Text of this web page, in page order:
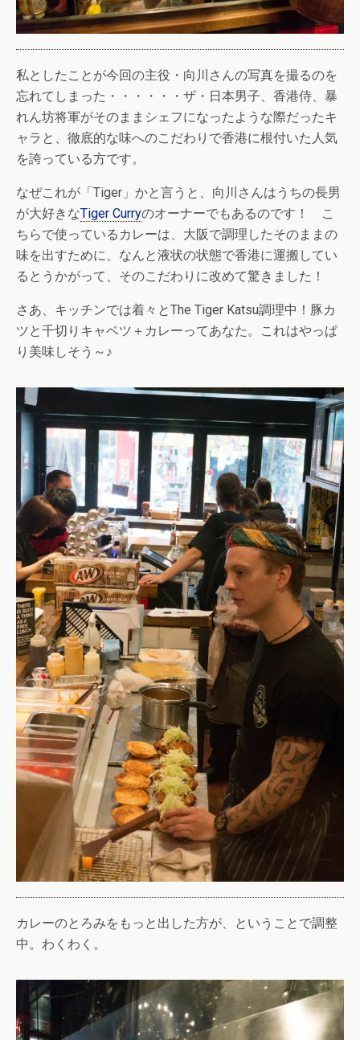
私としたことが今回の主役・向川さんの写真を撮るのを
忘れてしまった・・・・・・ザ・日本男子、香港侍、暴
れん坊将軍がそのままシェフになったような際だったキ
ャラと、徹底的な味へのこだわりで香港に根付いた人気
を誇っている方です。
なぜこれが「Tiger」かと言うと、向川さんはうちの長男
が大好きなTiger Curryのオーナーでもあるのです！ こ
ちらで使っているカレーは、大阪で調理したそのままの
味を出すために、なんと液状の状態で香港に運搬してい
るとうかがって、そのこだわりに改めて驚きました！
さあ、キッチンでは着々とThe Tiger Katsu調理中！豚カ
ツと千切りキャベツ＋カレーってあなた。これはやっぱ
り美味しそう～♪
カレーのとろみをもっと出した方が、ということで調整
中。わくわく。